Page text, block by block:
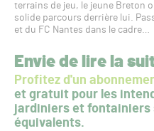
terrains de jeu, le jeune Breton
solide parcours derrière lui.
et du FC Nantes dans le cadre…
Envie de lire la
Profitez d'un
et gratuit pour les
jardiniers et
équivalents.